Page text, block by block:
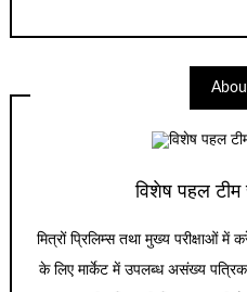
विशेष पहल
मित्रों प्रिलिम्स तथा मुख्य परीक्षाओं में
के लिए मार्केट में उपलब्ध असंख्य